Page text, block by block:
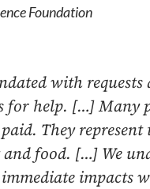
Foundation
with
for help. […] Many
They
food. […] We
impacts